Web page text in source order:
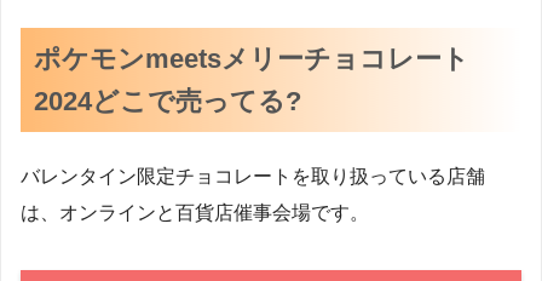
ポケモンmeetsメリーチョコレート
2024どこで売ってる?
バレンタイン限定チョコレートを取り扱っている店舗
は、オンラインと百貨店催事会場です。